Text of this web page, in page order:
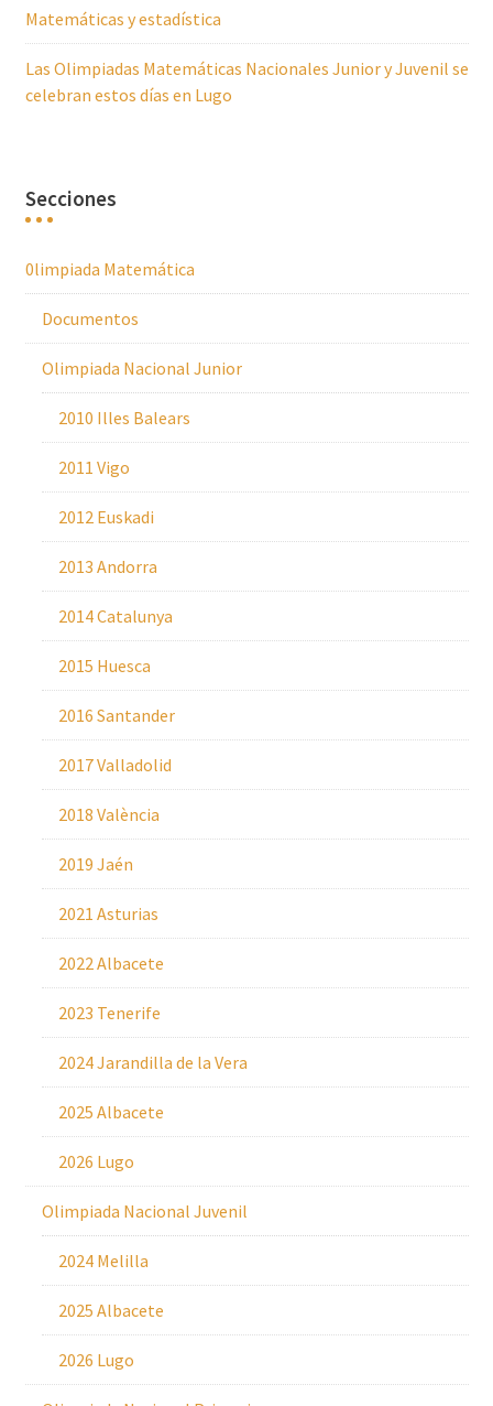
Matemáticas y estadística
Las Olimpiadas Matemáticas Nacionales Junior y Juvenil se
celebran estos días en Lugo
Secciones
0limpiada Matemática
Documentos
Olimpiada Nacional Junior
2010 Illes Balears
2011 Vigo
2012 Euskadi
2013 Andorra
2014 Catalunya
2015 Huesca
2016 Santander
2017 Valladolid
2018 València
2019 Jaén
2021 Asturias
2022 Albacete
2023 Tenerife
2024 Jarandilla de la Vera
2025 Albacete
2026 Lugo
Olimpiada Nacional Juvenil
2024 Melilla
2025 Albacete
2026 Lugo